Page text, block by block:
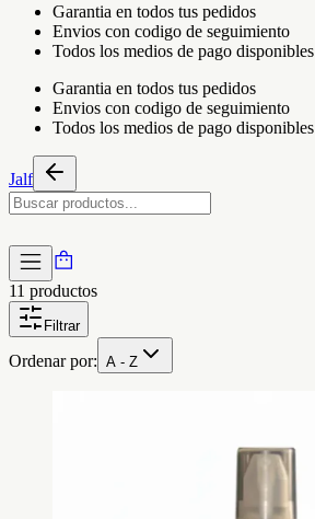
Garantia en todos tus pedidos
Envios con codigo de seguimiento
Todos los medios de pago disponibles
Garantia en todos tus pedidos
Envios con codigo de seguimiento
Todos los medios de pago disponibles
Jalf
11 productos
Filtrar
Ordenar por: A - Z